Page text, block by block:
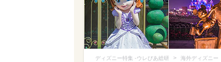
ディズニー特集 -ウレぴあ総研 >
海外ディズニー